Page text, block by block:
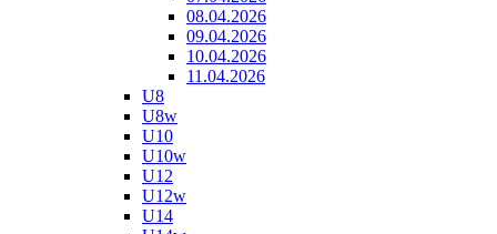
08.04.2026
09.04.2026
10.04.2026
11.04.2026
U8
U8w
U10
U10w
U12
U12w
U14